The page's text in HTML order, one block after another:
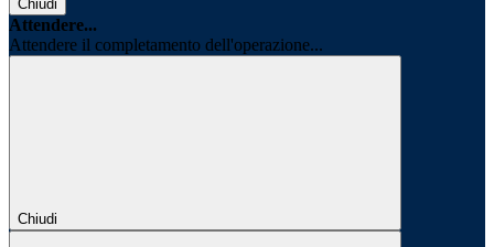
Chiudi
Attendere...
Attendere il completamento dell'operazione...
Chiudi